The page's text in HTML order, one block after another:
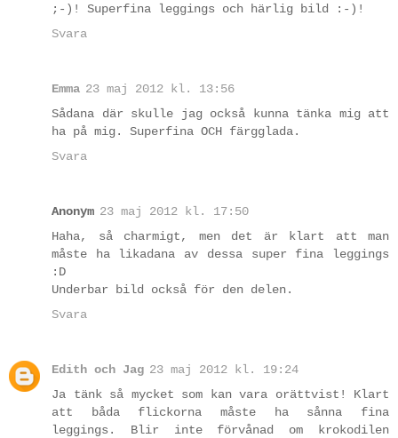
;-)! Superfina leggings och härlig bild :-)!
Svara
Emma 23 maj 2012 kl. 13:56
Sådana där skulle jag också kunna tänka mig att
ha på mig. Superfina OCH färgglada.
Svara
Anonym 23 maj 2012 kl. 17:50
Haha, så charmigt, men det är klart att man
måste ha likadana av dessa super fina leggings
:D
Underbar bild också för den delen.
Svara
Edith och Jag 23 maj 2012 kl. 19:24
Ja tänk så mycket som kan vara orättvist! Klart
att båda flickorna måste ha sånna fina
leggings. Blir inte förvånad om krokodilen